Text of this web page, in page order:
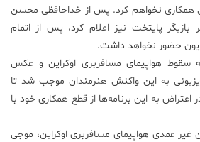
همکاری نخواهم کرد. پس از خداحافظی محسن
بازیگر پایتخت نیز اعلام کرد، پس از اتمام
حضور نخواهد داشت.
سقوط هواپیمای مسافربری اوکراین و عکس
به این واکنش هنرمندان موجب شد تا
اعتراض به این برنامه‌ها از قطع همکاری خود با
غیر عمدی هواپیمای مسافربری اوکراین، موجی